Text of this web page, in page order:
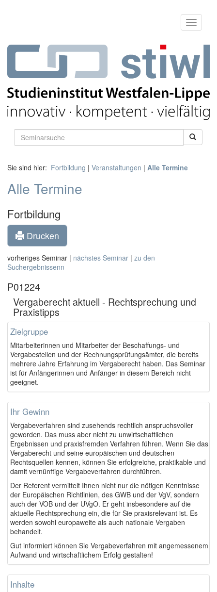
Sie sind hier: Fortbildung | Veranstaltungen | Alle Termine
Alle Termine
Fortbildung
Drucken
vorheriges Seminar | nächstes Seminar | zu den
Suchergebnissenn
P01224
Vergaberecht aktuell - Rechtsprechung und
Praxistipps
Zielgruppe
Mitarbeiterinnen und Mitarbeiter der Beschaffungs- und
Vergabestellen und der Rechnungsprüfungsämter, die bereits
mehrere Jahre Erfahrung im Vergaberecht haben. Das Seminar
ist für Anfängerinnen und Anfänger in diesem Bereich nicht
geeignet.
Ihr Gewinn
Vergabeverfahren sind zusehends rechtlich anspruchsvoller
geworden. Das muss aber nicht zu unwirtschaftlichen
Ergebnissen und praxisfremden Verfahren führen. Wenn Sie das
Vergaberecht und seine europäischen und deutschen
Rechtsquellen kennen, können Sie erfolgreiche, praktikable und
damit vernünftige Vergabeverfahren durchführen.
Der Referent vermittelt Ihnen nicht nur die nötigen Kenntnisse
der Europäischen Richtlinien, des GWB und der VgV, sondern
auch der VOB und der UVgO. Er geht insbesondere auf die
aktuelle Rechtsprechung ein, die für Sie praxisrelevant ist. Es
werden sowohl europaweite als auch nationale Vergaben
behandelt.
Gut informiert können Sie Vergabeverfahren mit angemessenem
Aufwand und wirtschaftlichem Erfolg gestalten!
Inhalte